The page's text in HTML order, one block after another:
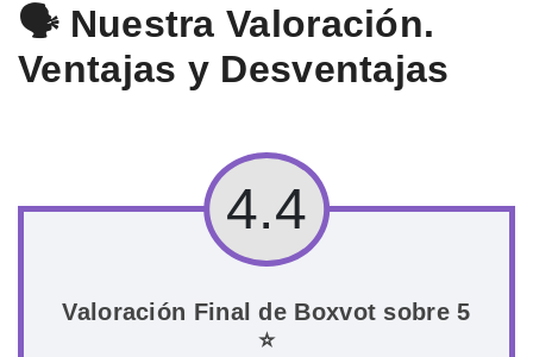
🗣️ Nuestra Valoración.
Ventajas y Desventajas
4.4
Valoración Final de Boxvot sobre 5
⭐